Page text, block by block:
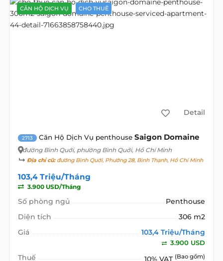
CĂN HỘ DỊCH VỤ CHO THUÊ
Detail
2713 Căn Hộ Dịch Vụ penthouse Saigon Domaine
đường Bình Quới, phường Bình Quới, Hồ Chí Minh
Địa chỉ cũ:đường Bình Quới, Phường 28, Bình Thạnh, Hồ Chí Minh
103,4 Triệu/Tháng
3.900 USD/Tháng
Số phòng ngủ
Penthouse
Diện tích
306 m2
Giá
103,4 Triệu/Tháng
3.900 USD
Thuế 10% VAT (Bao gồm)